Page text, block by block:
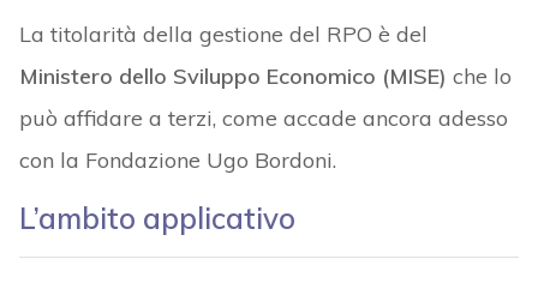
La titolarità della gestione del RPO è del
Ministero dello Sviluppo Economico (MISE) che lo
può affidare a terzi, come accade ancora adesso
con la Fondazione Ugo Bordoni.
L’ambito applicativo